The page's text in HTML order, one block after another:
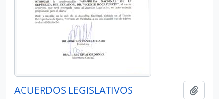
ACUERDOS LEGISLATIVOS